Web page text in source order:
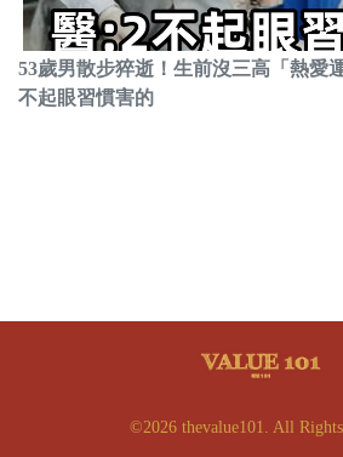
53歲男散步猝逝！生前沒三高「熱
不起眼習慣害的
©2026 thevalue101. All Rights